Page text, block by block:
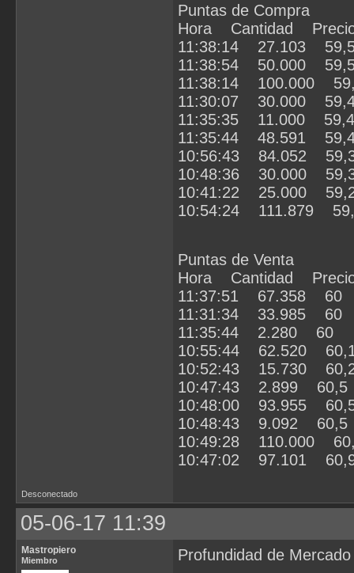
Puntas de Compra
Hora Cantidad
11:38:14 27.103
11:38:54 50.000
11:38:14 100.000
11:30:07 30.000
11:35:35 11.000
11:35:44 48.591
10:56:43 84.052
10:48:36 30.000
10:41:22 25.000
10:54:24 111.879
Puntas de Venta
Hora Cantidad
11:37:51 67.358 60
11:31:34 33.985 60
11:35:44 2.280 60
10:55:44 62.520
10:52:43 15.730
10:47:43 2.899 60,5
10:48:00 93.955
10:48:43 9.092 60,5
10:49:28 110.000
10:47:02 97.101
Desconectado
05-06-17 11:39
Mastropiero
Miembro
Profundidad de Mercado